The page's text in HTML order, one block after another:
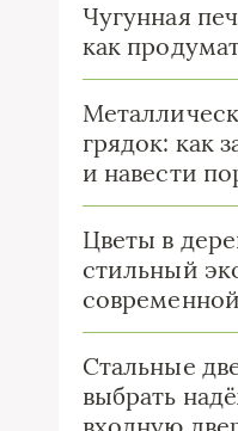
Чугунная
как
грядок: как
и навести
Цветы в
стильный
Стальные
выбрать